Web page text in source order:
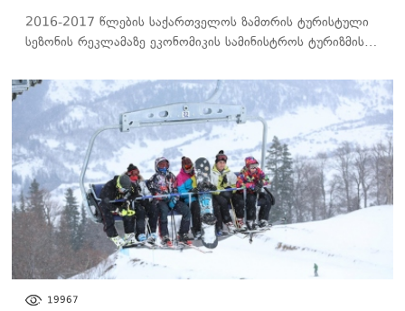
2016-2017 წლების საქართველოს ზამთრის ტურისტული
სეზონის რეკლამაზე ეკონომიკის სამინისტროს ტურიზმის…
19967